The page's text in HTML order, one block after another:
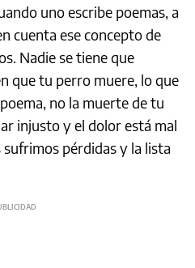
uno escribe poemas, a
cuenta ese concepto de
Nadie se tiene que
que tu perro muere, lo que
no la muerte de tu
injusto y el dolor está mal
pérdidas y la lista